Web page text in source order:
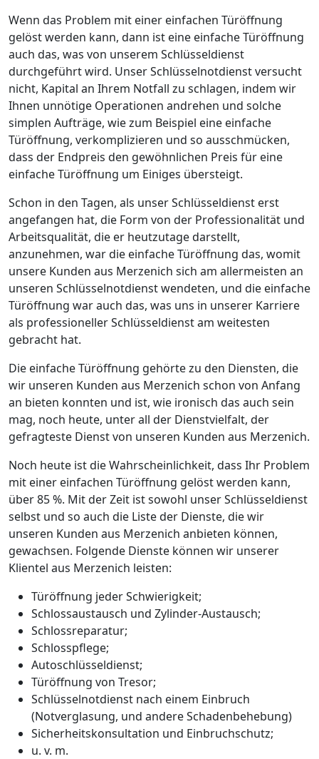
Wenn das Problem mit einer einfachen Türöffnung
gelöst werden kann, dann ist eine einfache Türöffnung
auch das, was von unserem Schlüsseldienst
durchgeführt wird. Unser Schlüsselnotdienst versucht
nicht, Kapital an Ihrem Notfall zu schlagen, indem wir
Ihnen unnötige Operationen andrehen und solche
simplen Aufträge, wie zum Beispiel eine einfache
Türöffnung, verkomplizieren und so ausschmücken,
dass der Endpreis den gewöhnlichen Preis für eine
einfache Türöffnung um Einiges übersteigt.
Schon in den Tagen, als unser Schlüsseldienst erst
angefangen hat, die Form von der Professionalität und
Arbeitsqualität, die er heutzutage darstellt,
anzunehmen, war die einfache Türöffnung das, womit
unsere Kunden aus Merzenich sich am allermeisten an
unseren Schlüsselnotdienst wendeten, und die einfache
Türöffnung war auch das, was uns in unserer Karriere
als professioneller Schlüsseldienst am weitesten
gebracht hat.
Die einfache Türöffnung gehörte zu den Diensten, die
wir unseren Kunden aus Merzenich schon von Anfang
an bieten konnten und ist, wie ironisch das auch sein
mag, noch heute, unter all der Dienstvielfalt, der
gefragteste Dienst von unseren Kunden aus Merzenich.
Noch heute ist die Wahrscheinlichkeit, dass Ihr Problem
mit einer einfachen Türöffnung gelöst werden kann,
über 85 %. Mit der Zeit ist sowohl unser Schlüsseldienst
selbst und so auch die Liste der Dienste, die wir
unseren Kunden aus Merzenich anbieten können,
gewachsen. Folgende Dienste können wir unserer
Klientel aus Merzenich leisten:
Türöffnung jeder Schwierigkeit;
Schlossaustausch und Zylinder-Austausch;
Schlossreparatur;
Schlosspflege;
Autoschlüsseldienst;
Türöffnung von Tresor;
Schlüsselnotdienst nach einem Einbruch
(Notverglasung, und andere Schadenbehebung)
Sicherheitskonsultation und Einbruchschutz;
u. v. m.